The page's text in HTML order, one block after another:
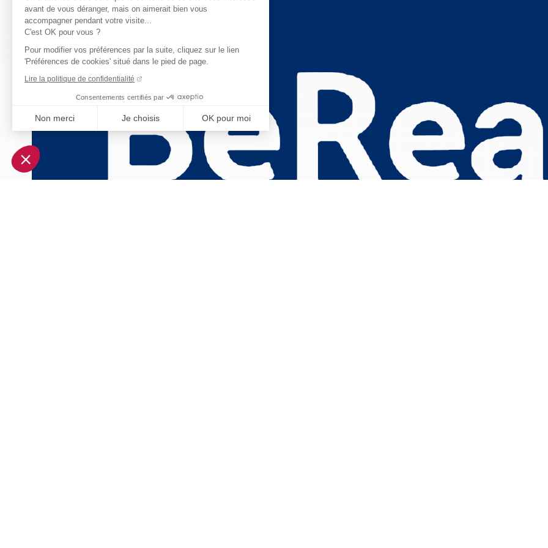
avant de vous déranger, mais on aimerait bien vous
accompagner pendant votre visite...
C'est OK pour vous ?
Pour modifier vos préférences par la suite, cliquez sur le lien
'Préférences de cookies' situé dans le pied de page.
Lire la politique de confidentialité
Consentements certifiés par
Non merci Je choisis OK pour moi
Plateforme de Gestion du Consentement : Personnalisez vos Options
Notre plateforme vous permet d'adapter et de gérer vos paramètres de confidentialité, en garantissant la conformité avec